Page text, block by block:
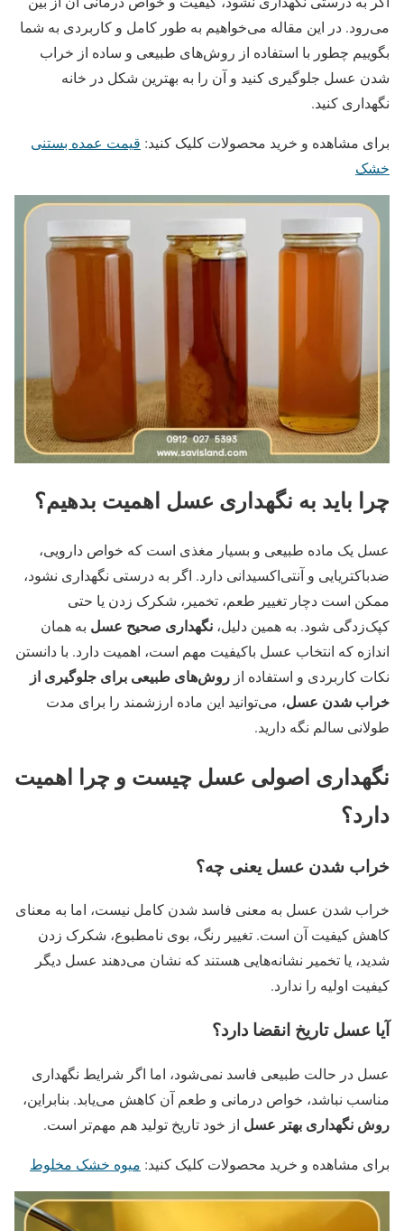
می‌رود. در این مقاله می‌خواهیم به طور کامل و کاربردی به شما
بگوییم چطور با استفاده از روش‌های طبیعی و ساده از خراب
شدن عسل جلوگیری کنید و آن را به بهترین شکل در خانه
نگهداری کنید.
برای مشاهده و خرید محصولات کلیک کنید: قیمت عمده بستنی
خشک
چرا باید به نگهداری عسل اهمیت بدهیم؟
عسل یک ماده طبیعی و بسیار مغذی است که خواص دارویی،
ضدباکتریایی و آنتی‌اکسیدانی دارد. اگر به درستی نگهداری نشود،
ممکن است دچار تغییر طعم، تخمیر، شکرک زدن یا حتی
کپک‌زدگی شود. به همین دلیل، نگهداری صحیح عسل به همان
اندازه که انتخاب عسل باکیفیت مهم است، اهمیت دارد. با دانستن
نکات کاربردی و استفاده از روش‌های طبیعی برای جلوگیری از
خراب شدن عسل، می‌توانید این ماده ارزشمند را برای مدت
طولانی سالم نگه دارید.
نگهداری اصولی عسل چیست و چرا اهمیت
دارد؟
خراب شدن عسل یعنی چه؟
خراب شدن عسل به معنی فاسد شدن کامل نیست، اما به معنای
کاهش کیفیت آن است. تغییر رنگ، بوی نامطبوع، شکرک زدن
شدید، یا تخمیر نشانه‌هایی هستند که نشان می‌دهند عسل دیگر
کیفیت اولیه را ندارد.
آیا عسل تاریخ انقضا دارد؟
عسل در حالت طبیعی فاسد نمی‌شود، اما اگر شرایط نگهداری
مناسب نباشد، خواص درمانی و طعم آن کاهش می‌یابد. بنابراین،
روش نگهداری بهتر عسل از خود تاریخ تولید هم مهم‌تر است.
برای مشاهده و خرید محصولات کلیک کنید: میوه خشک مخلوط